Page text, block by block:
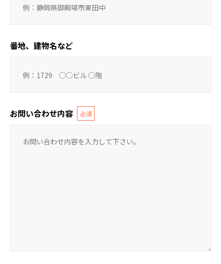
番地、建物名など
お問い合わせ内容 必須